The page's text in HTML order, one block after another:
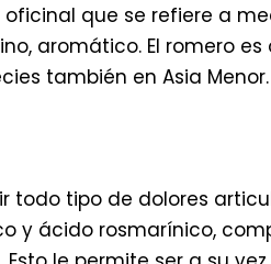
oficinal que se refiere a
aromático. El romero
también en Asia Menor.
todo tipo de dolores
y ácido rosmarínico,